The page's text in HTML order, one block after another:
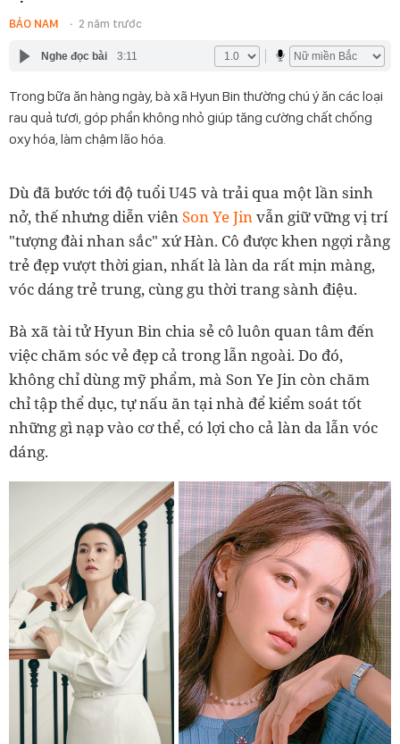
BẢO NAM 2 năm trước
Nghe đọc bài 3:11
Trong bữa ăn hàng ngày, bà xã Hyun Bin thường chú ý ăn các loại
rau quả tươi, góp phần không nhỏ giúp tăng cường chất chống
oxy hóa, làm chậm lão hóa.
Dù đã bước tới độ tuổi U45 và trải qua một lần sinh
nở, thế nhưng diễn viênSon Ye Jinvẫn giữ vững vị trí
"tượng đài nhan sắc" xứ Hàn. Cô được khen ngợi rằng
trẻ đẹp vượt thời gian, nhất là làn da rất mịn màng,
vóc dáng trẻ trung, cùng gu thời trang sành điệu.
Bà xã tài tử Hyun Bin chia sẻ cô luôn quan tâm đến
việc chăm sóc vẻ đẹp cả trong lẫn ngoài. Do đó,
không chỉ dùng mỹ phẩm, mà Son Ye Jin còn chăm
chỉ tập thể dục, tự nấu ăn tại nhà để kiểm soát tốt
những gì nạp vào cơ thể, có lợi cho cả làn da lẫn vóc
dáng.